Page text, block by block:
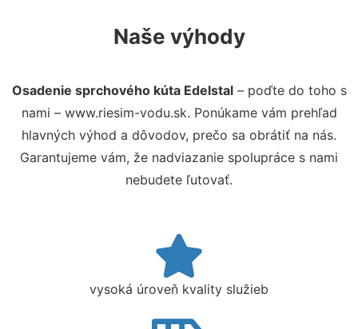
Naše výhody
Osadenie sprchového kúta Edelstal– poďte do toho s
nami – www.riesim-vodu.sk. Ponúkame vám prehľad
hlavných výhod a dôvodov, prečo sa obrátiť na nás.
Garantujeme vám, že nadviazanie spolupráce s nami
nebudete ľutovať.
vysoká úroveň kvality služieb